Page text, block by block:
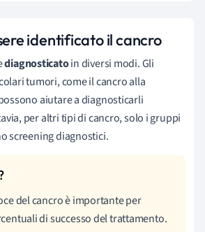
identificato il cancro
diagnosticatoin diversi modi. Gli
tumori, come il cancro alla
aiutare a diagnosticarli
per altri tipi di cancro, solo i gruppi
screening diagnostici.
del cancro è importante per
di successo del trattamento.